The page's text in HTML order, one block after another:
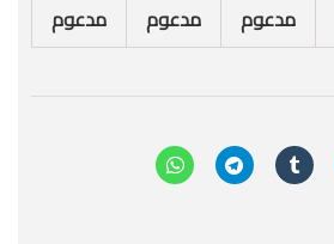
مدعوم مدعوم مدعوم